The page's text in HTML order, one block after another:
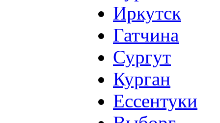
Иркутск
Гатчина
Сургут
Курган
Ессентуки